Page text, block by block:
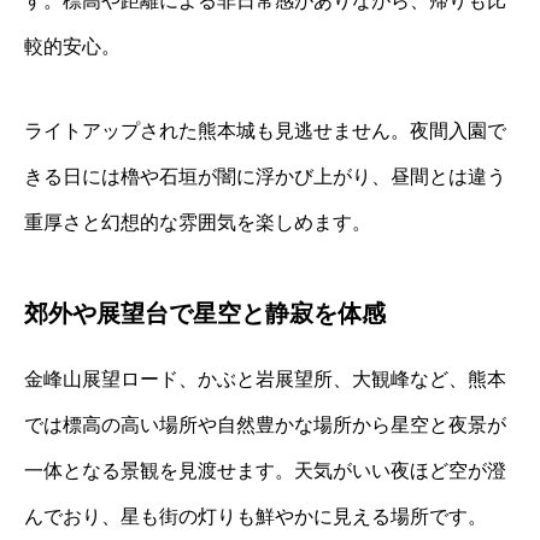
較的安心。
ライトアップされた熊本城も見逃せません。夜間入園で
きる日には櫓や石垣が闇に浮かび上がり、昼間とは違う
重厚さと幻想的な雰囲気を楽しめます。
郊外や展望台で星空と静寂を体感
金峰山展望ロード、かぶと岩展望所、大観峰など、熊本
では標高の高い場所や自然豊かな場所から星空と夜景が
一体となる景観を見渡せます。天気がいい夜ほど空が澄
んでおり、星も街の灯りも鮮やかに見える場所です。